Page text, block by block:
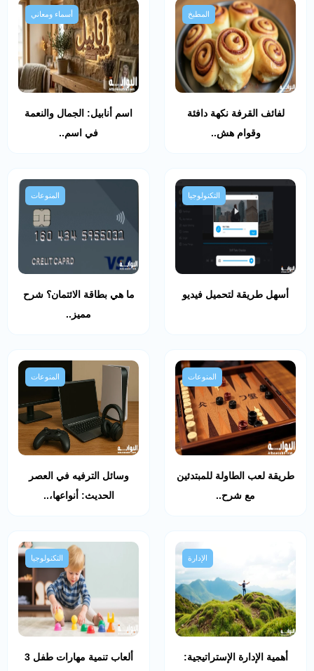
المطبخ
لفائف القرفة نكهة دافئة
وقوام هش..
أسماء ومعاني
اسم أنابيل: الجمال والنعمة
في اسم..
التكنولوجيا
أسهل طريقة لتحميل فيديو
المنوعات
ما هي بطاقة الائتمان؟ شرح
مميز..
المنوعات
طريقة لعب الطاولة للمبتدئين
مع شرح..
المنوعات
وسائل الترفيه في العصر
الحديث: أنواعها،..
الإدارة
أهمية الإدارة الإستراتيجية:
التكنولوجيا
ألعاب تنمية مهارات طفل 3